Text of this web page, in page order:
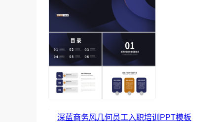
深蓝商务风几何员工入职培训PPT模板